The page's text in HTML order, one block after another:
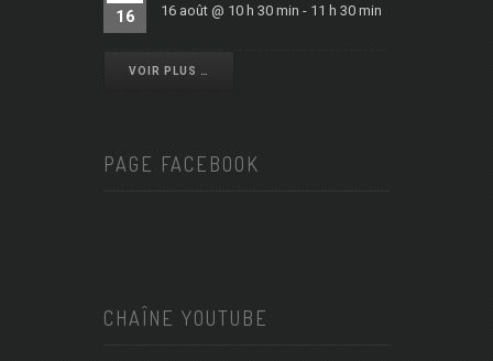
16 16 août @ 10 h 30 min - 11 h 30 min
VOIR PLUS …
PAGE FACEBOOK
CHAÎNE YOUTUBE